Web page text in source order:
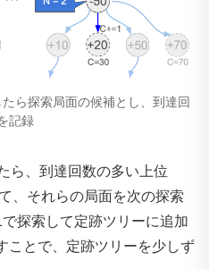
ら探索局面の候補とし、到達回
記録
ら、到達回数の多い上位
、それらの局面を次の探索
探索して定跡ツリーに追加
ことで、定跡ツリーを少しず